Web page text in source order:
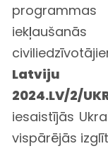
2024.LV/2/
iesaistījās
vispārējās